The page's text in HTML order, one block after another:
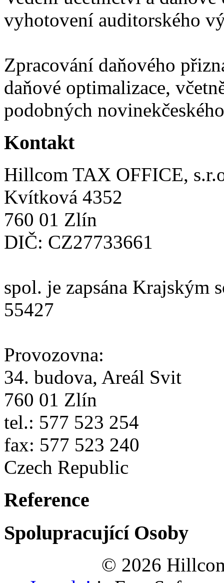
vyhotovení auditorského
Zpracování daňového
daňové optimalizace,
podobných
Kontakt
Hillcom TAX OFFICE,
Kvítková 4352
760 01 Zlín
DIČ: CZ27733661
spol. je zapsána Krajským
55427
Provozovna:
34. budova, Areál Svit
760 01 Zlín
tel.: 577 523 254
fax: 577 523 240
Czech Republic
Reference
Spolupracující Osoby
© 2026